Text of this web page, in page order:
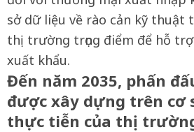
sở dữ liệu về rào cản kỹ thuật
thị trường trọng điểm để hỗ
xuất khẩu.
Đến năm 2035, phấn
được xây dựng trên cơ
thực tiễn của thị